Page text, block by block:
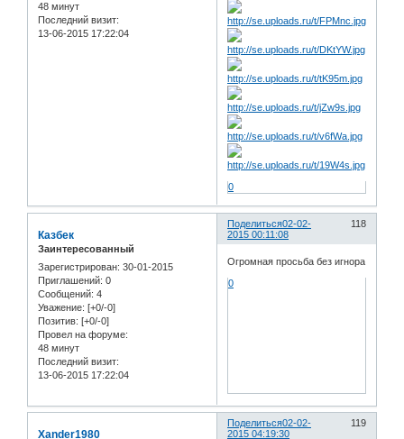
48 минут
Последний визит:
13-06-2015 17:22:04
0
Поделиться 118
02-02-
2015 00:11:08
Казбек
Заинтересованный
Зарегистрирован: 30-01-2015
Приглашений: 0
Сообщений: 4
Уважение: [+0/-0]
Позитив: [+0/-0]
Провел на форуме:
48 минут
Последний визит:
13-06-2015 17:22:04
Огромная просьба без игнора
0
Поделиться 119
02-02-
2015 04:19:30
Xander1980